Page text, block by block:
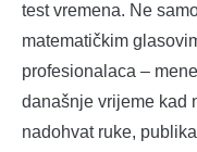
test vremena. Ne
matematičkim
profesionalaca –
današnje vrijeme kad
nadohvat ruke,